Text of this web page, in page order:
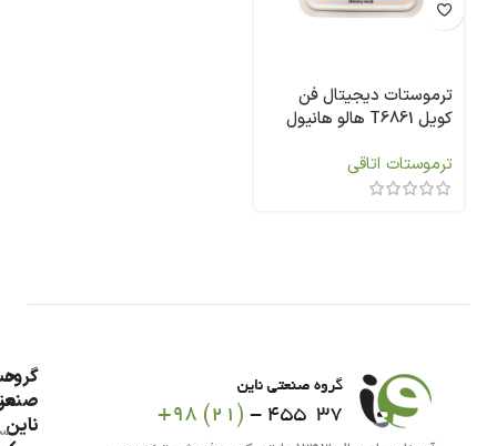
ترموستات دیجیتال فن
کویل T6861 هالو هانیول
ترموستات اتاقی
گروه
ناین